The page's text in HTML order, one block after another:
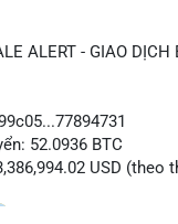
ALERT - GIAO DỊCH
52.0936 BTC
USD (theo